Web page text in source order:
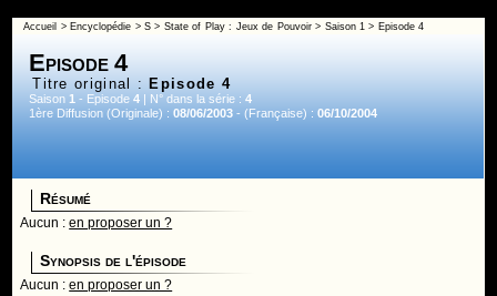
Accueil > Encyclopédie >S > State of Play : Jeux de Pouvoir> Saison 1> Episode 4
Episode 4
Titre original : Episode 4
Saison1 - Episode4 | N° dans la série :4
1ère Diffusion (Originale) :08/06/2003 - (Française) :06/10/2004
Résumé
Aucun :en proposer un ?
Synopsis de l'épisode
Aucun :en proposer un ?